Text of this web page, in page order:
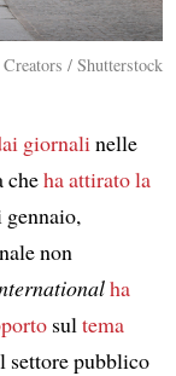
/ Shutterstock
giornali nelle
cheha attiratola
gennaio,
non
ha
sul tema
settore pubblico